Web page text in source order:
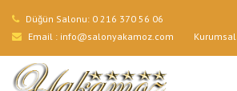
Düğün Salonu: 0 216 370 56 06
Email : info@salonyakamoz.com Kurumsal
ANA SAYFA